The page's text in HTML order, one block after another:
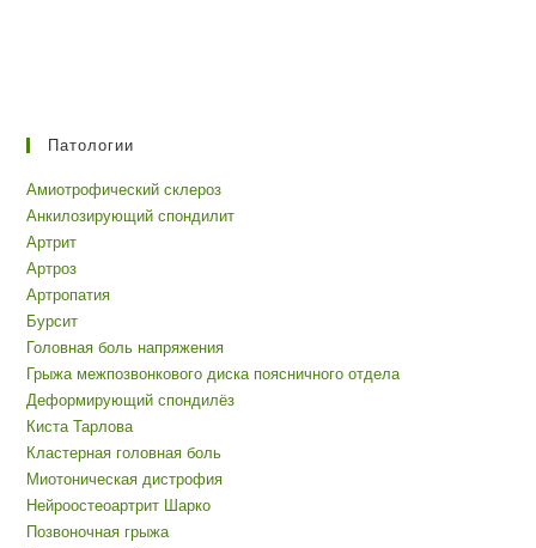
Патологии
Амиотрофический склероз
Анкилозирующий спондилит
Артрит
Артроз
Артропатия
Бурсит
Головная боль напряжения
Грыжа межпозвонкового диска поясничного отдела
Деформирующий спондилёз
Киста Тарлова
Кластерная головная боль
Миотоническая дистрофия
Нейроостеоартрит Шарко
Позвоночная грыжа